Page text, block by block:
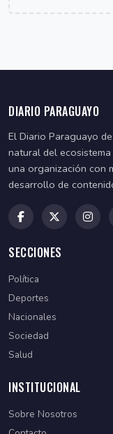
DIARIO PARAGUAYO
El Diario Paraguayo
natural del
una organización con
desarrollo de
SECCIONES
Política
Deportes
Nacionales
Sociedad
Salud
INSTITUCIONAL
Sobre Nosotros